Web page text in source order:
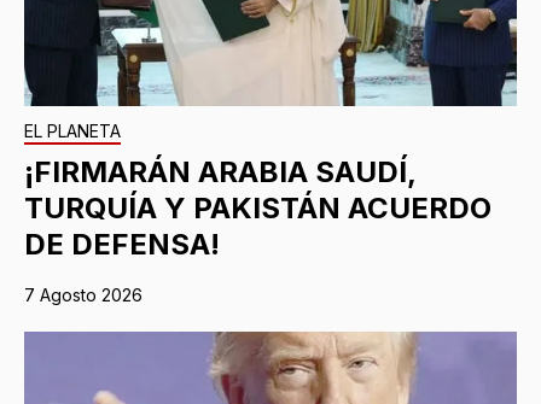
EL PLANETA
¡FIRMARÁN ARABIA SAUDÍ,
TURQUÍA Y PAKISTÁN ACUERDO
DE DEFENSA!
7 Agosto 2026